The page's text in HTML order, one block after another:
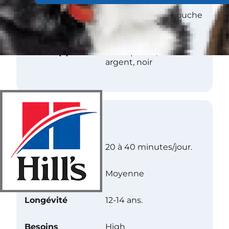
Texture
Double couche, couche
dure.
Sel et poivre, noir et
argent, noir
Soins
Exercice 20 à 40 minutes/jour.
Niveau d’énergie Moyenne
Longévité 12-14 ans.
Besoins High